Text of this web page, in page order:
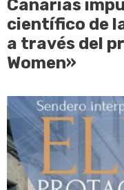
Canarias
científico de
a través del
Women»